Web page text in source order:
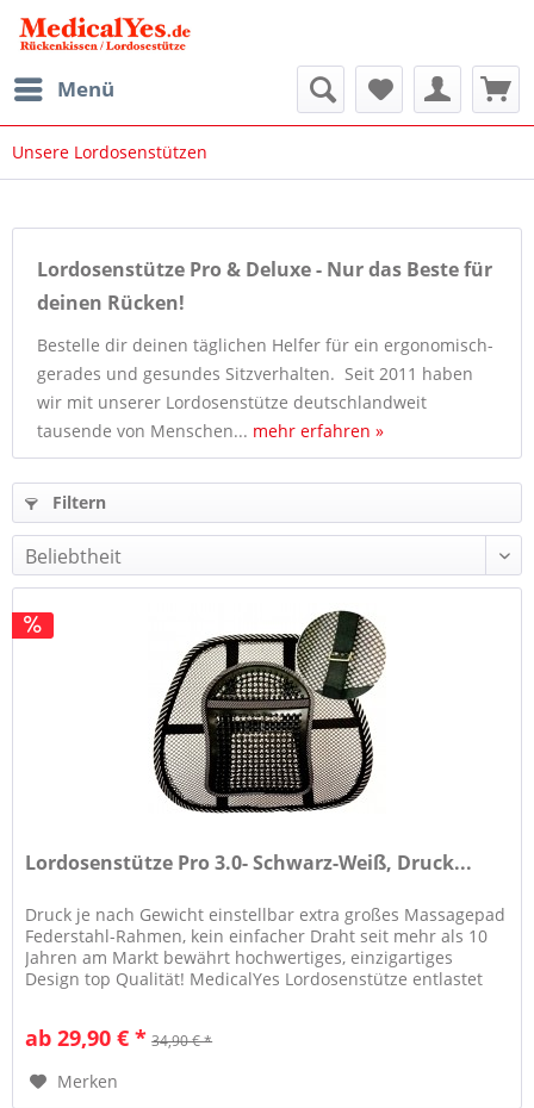
Menü
Unsere Lordosenstützen
Lordosenstütze Pro & Deluxe - Nur das Beste für
deinen Rücken!
Bestelle dir deinen täglichen Helfer für ein ergonomisch-
gerades und gesundes Sitzverhalten. Seit 2011 haben
wir mit unserer Lordosenstütze deutschlandweit
tausende von Menschen... mehr erfahren »
Filtern
Lordosenstütze Pro 3.0- Schwarz-Weiß, Druck...
Druck je nach Gewicht einstellbar extra großes Massagepad
Federstahl-Rahmen, kein einfacher Draht seit mehr als 10
Jahren am Markt bewährt hochwertiges, einzigartiges
Design top Qualität! MedicalYes Lordosenstütze entlastet
ab 29,90 € * 34,90 € *
Merken